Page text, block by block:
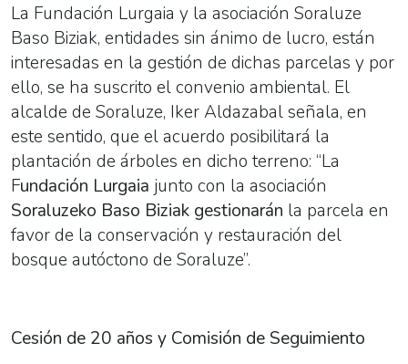
La Fundación Lurgaia y la asociación Soraluze
Baso Biziak, entidades sin ánimo de lucro, están
interesadas en la gestión de dichas parcelas y por
ello, se ha suscrito el convenio ambiental. El
alcalde de Soraluze, Iker Aldazabal señala, en
este sentido, que el acuerdo posibilitará la
plantación de árboles en dicho terreno: “La
Fundación Lurgaia junto con la asociación
Soraluzeko Baso Biziak gestionarán la parcela en
favor de la conservación y restauración del
bosque autóctono de Soraluze”.
Cesión de 20 años y Comisión de Seguimiento